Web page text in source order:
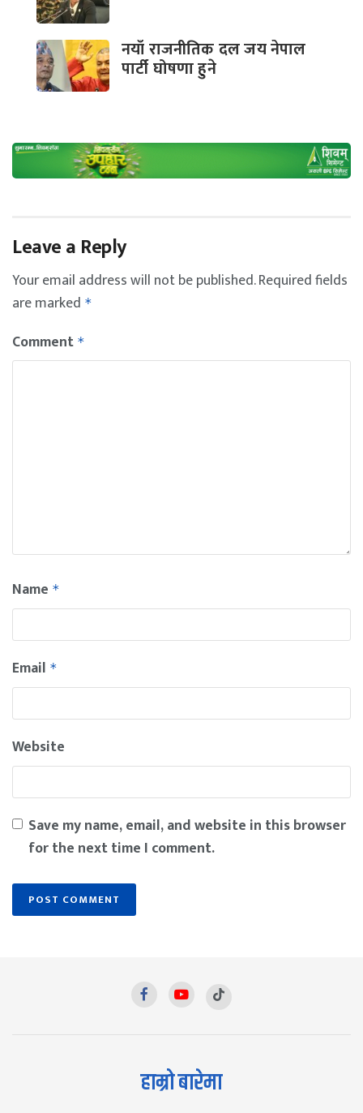
नयाँ राजनीतिक दल जय नेपाल
पार्टी घोषणा हुने
Leave a Reply
Your email address will not be published.Required fields
are marked *
Comment *
Name *
Email *
Website
Save my name, email, and website in this browser
for the next time I comment.
हाम्रो बारेमा